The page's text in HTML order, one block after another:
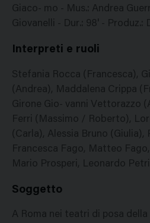
Giaco- mo - Mus.: Andrea
Giovanelli - Dur.: 98' - Produz.:
Interpreti e ruoli
Stefania Rocca (Francesca),
(Andrea), Maddalena Crippa
Girone Gio- vanni Vettorazzo
Ferri (Massimo / Roberto),
(Carla), Alessia Bruno (Giulia),
Francesca Fago, Matteo
Mario Prosperi, Leonardo
Soggetto
A Roma nei teatri di posa della